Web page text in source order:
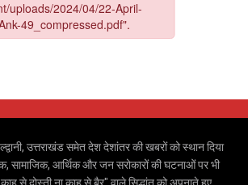
उत्तराखंड समेत देश देशांतर की खबरों को स्थान दिया
सामाजिक, आर्थिक और जन सरोकारों की घटनाओं पर भी